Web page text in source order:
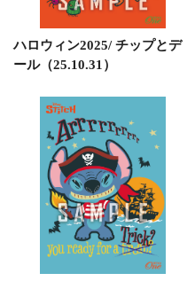
ハロウィン2025/ チップとデ
ール（25.10.31）